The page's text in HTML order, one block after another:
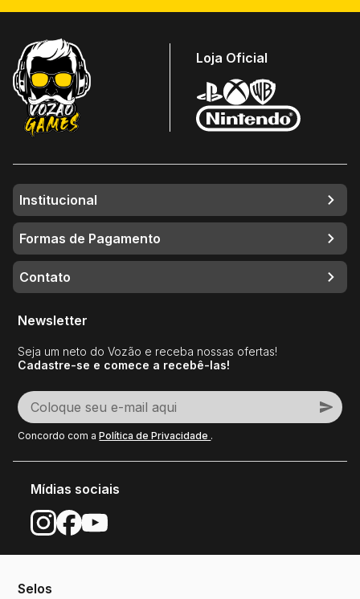
Loja Oficial
Institucional
Formas de Pagamento
Contato
Newsletter
Seja um neto do Vozão e receba nossas ofertas!
Cadastre-se e comece a recebê-las!
Concordo com aPolítica de Privacidade .
Mídias sociais
Selos